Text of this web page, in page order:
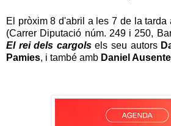
El pròxim 8 d'abril a les 7 de la
(Carrer Diputació núm. 249 i 250,
El rei dels cargolsels seu autors
Pamies, i també amb Daniel Ausente